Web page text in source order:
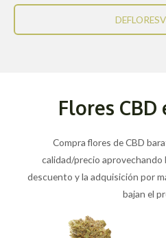
Flores
Compra flores de CBD
calidad/precio
descuento y la adquisición por
bajan el